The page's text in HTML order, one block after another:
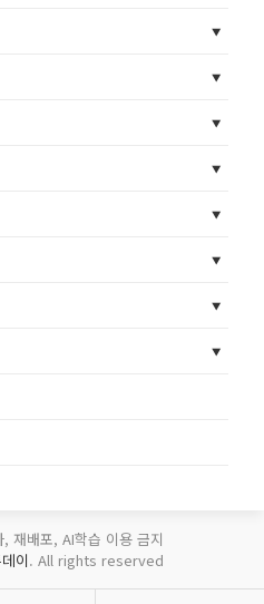
재배포, AI학습 이용 금지
이. All rights reserved